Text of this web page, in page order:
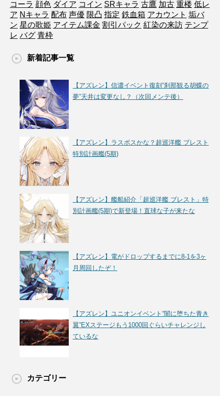
コーラ 顔色 ダイア コイン SRキャラ 古鷹 加古 重楼 低レ
ア Nキャラ 配布 声優 限凸 指定 鉄血箱 アカウント 垢バ
ン 星の歌姫 アイテム課金 割引パック 紅染の来訪 テンプ
レ バグ 青枠
新着記事一覧
【アズレン】信濃イベント復刻“刹那観る胡蝶の
夢”天井は変更なし？（次回メンテ後）
【アズレン】ラスボスかな？超巡洋艦 ブレスト
特別計画艦(5期)
【アズレン】艦船紹介「超巡洋艦 ブレスト」特
別計画艦(5期)で新登場！直球な子が来たな
【アズレン】電がドロップするまでに8-1を3ヶ
月周回したぞ！
【アズレン】ユニオンイベント“闇に堕ちた青き
翼”EXステージもう1000回ぐらいチャレンジし
ているな
カテゴリー